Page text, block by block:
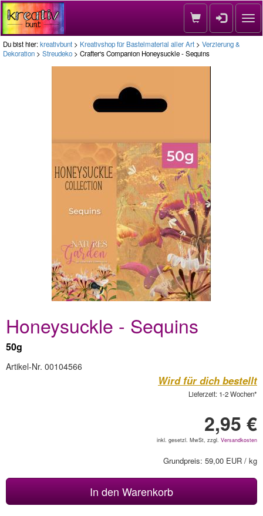
Du bist hier:kreativbunt > Kreativshop für Bastelmaterial aller Art > Verzierung &
Dekoration > Streudeko > Crafter's Companion Honeysuckle - Sequins
Honeysuckle - Sequins
50g
Artikel-Nr. 00104566
Wird für dich bestellt
Lieferzeit: 1-2 Wochen*
2,95 €
inkl. gesetzl. MwSt, zzgl. Versandkosten
Grundpreis: 59,00 EUR / kg
In den Warenkorb